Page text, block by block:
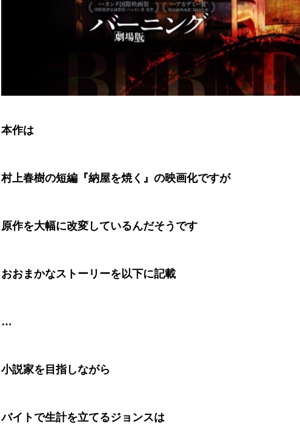
本作は
村上春樹の短編『納屋を焼く』の映画化ですが
原作を大幅に改変しているんだそうです
おおまかなストーリーを以下に記載
…
小説家を目指しながら
バイトで生計を立てるジョンスは